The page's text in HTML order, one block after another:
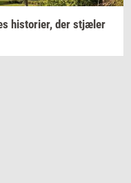
hi­sto­ri­er, der stjæ­ler